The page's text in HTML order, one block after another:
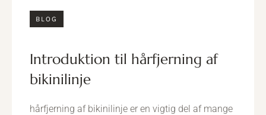
BLOG
introduktion til hårfjerning af
bikinilinje
hårfjerning af bikinilinje er en vigtig del af mange